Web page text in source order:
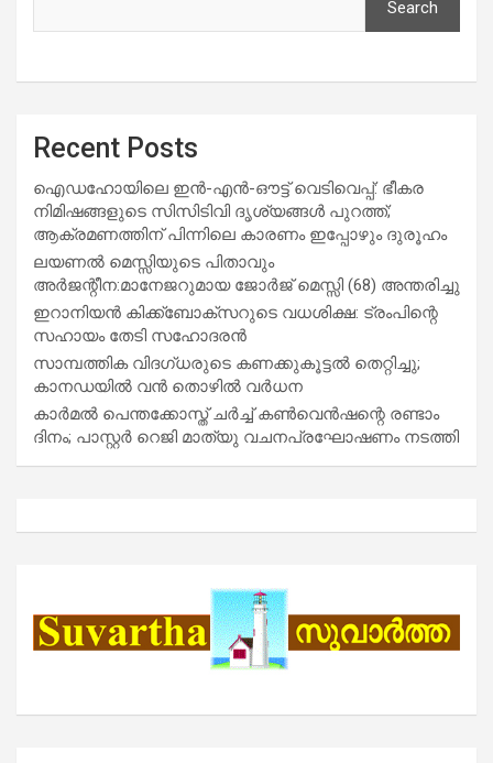
Search
Recent Posts
ഐഡഹോയിലെ ഇൻ-എൻ-ഔട്ട് വെടിവെപ്പ്: ഭീകര
നിമിഷങ്ങളുടെ സിസിടിവി ദൃശ്യങ്ങൾ പുറത്ത്;
ആക്രമണത്തിന് പിന്നിലെ കാരണം ഇപ്പോഴും ദുരൂഹം
ലയണൽ മെസ്സിയുടെ പിതാവും
അർജന്റീന:മാനേജറുമായ ജോർജ് മെസ്സി (68) അന്തരിച്ചു
ഇറാനിയൻ കിക്ക്ബോക്സറുടെ വധശിക്ഷ: ട്രംപിന്റെ
സഹായം തേടി സഹോദരൻ
സാമ്പത്തിക വിദഗ്ധരുടെ കണക്കുകൂട്ടൽ തെറ്റിച്ചു;
കാനഡയിൽ വൻ തൊഴിൽ വർധന
കാർമൽ പെന്തക്കോസ്ത് ചർച്ച് കൺവെൻഷന്റെ രണ്ടാം
ദിനം; പാസ്റ്റർ റെജി മാത്യു വചനപ്രഘോഷണം നടത്തി